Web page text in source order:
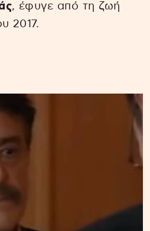
, έφυγε από τη ζωή
2017.